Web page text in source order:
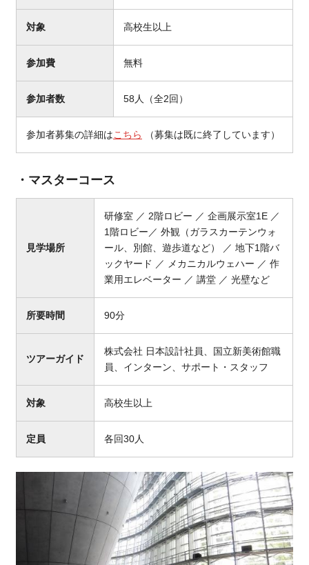
対象 高校生以上
参加費 無料
参加者数 58人（全2回）
参加者募集の詳細はこちら （募集は既に終了しています）
・マスターコース
見学場所
研修室 ／ 2階ロビー ／ 企画展示室1E ／
1階ロビー／ 外観（ガラスカーテンウォ
ール、別館、遊歩道など） ／ 地下1階バ
ックヤード ／ メカニカルウェハー ／ 作
業用エレベーター ／ 講堂 ／ 光壁など
所要時間 90分
ツアーガイド
株式会社 日本設計社員、国立新美術館職
員、インターン、サポート・スタッフ
対象 高校生以上
定員 各回30人